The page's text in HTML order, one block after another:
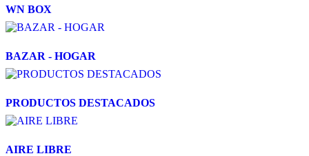
WN BOX
BAZAR - HOGAR
PRODUCTOS DESTACADOS
AIRE LIBRE